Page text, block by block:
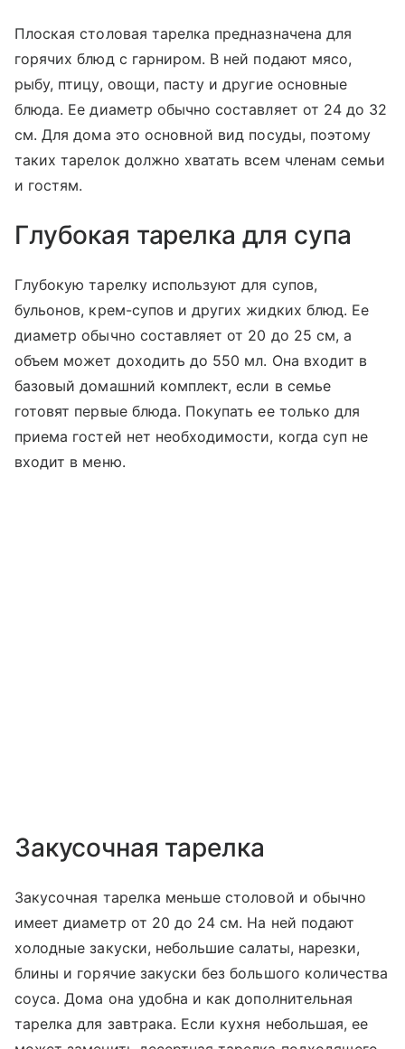
Плоская столовая тарелка предназначена для
горячих блюд с гарниром. В ней подают мясо,
рыбу, птицу, овощи, пасту и другие основные
блюда. Ее диаметр обычно составляет от 24 до 32
см. Для дома это основной вид посуды, поэтому
таких тарелок должно хватать всем членам семьи
и гостям.
Глубокая тарелка для супа
Глубокую тарелку используют для супов,
бульонов, крем-супов и других жидких блюд. Ее
диаметр обычно составляет от 20 до 25 см, а
объем может доходить до 550 мл. Она входит в
базовый домашний комплект, если в семье
готовят первые блюда. Покупать ее только для
приема гостей нет необходимости, когда суп не
входит в меню.
Закусочная тарелка
Закусочная тарелка меньше столовой и обычно
имеет диаметр от 20 до 24 см. На ней подают
холодные закуски, небольшие салаты, нарезки,
блины и горячие закуски без большого количества
соуса. Дома она удобна и как дополнительная
тарелка для завтрака. Если кухня небольшая, ее